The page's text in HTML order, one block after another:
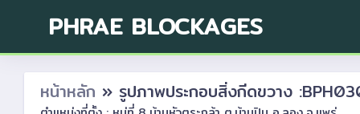
PHRAE BLOCKAGES
หน้าหลัก » รูปภาพประกอบสิ่งกีดขวาง